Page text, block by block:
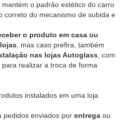
o padrão estético do carro
correto do mecanismo de subida e
o produto em casa ou
, mas caso prefira, também
nas lojas Autoglass , com
realizar a troca de forma
instalados em uma loja
pedidos enviados por entrega ou